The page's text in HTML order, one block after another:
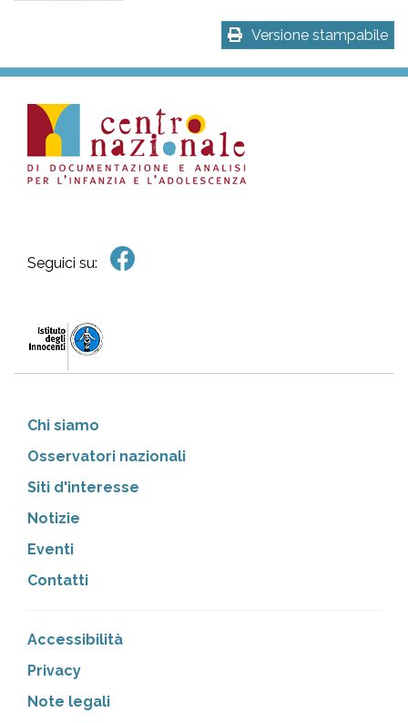
Versione stampabile
Seguici su:
Chi siamo
Osservatori nazionali
Siti d'interesse
Notizie
Eventi
Contatti
Accessibilità
Privacy
Note legali